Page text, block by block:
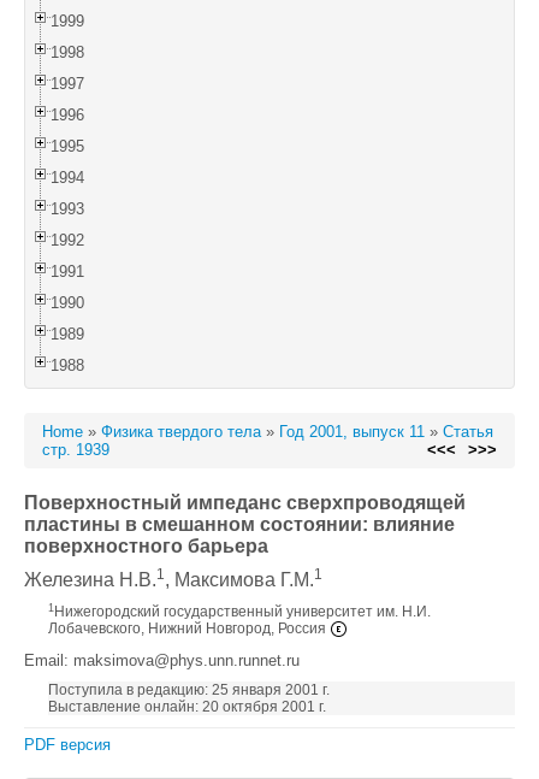
1999
1998
1997
1996
1995
1994
1993
1992
1991
1990
1989
1988
Home » Физика твердого тела» Год 2001, выпуск 11 » Статья
стр. 1939
<<< >>>
Поверхностный импеданс сверхпроводящей
пластины в смешанном состоянии: влияние
поверхностного барьера
Железина Н.В.1, Максимова Г.М.1
1 Нижегородский государственный университет им. Н.И.
Лобачевского, Нижний Новгород, Россия
Email: maksimova@phys.unn.runnet.ru
Поступила в редакцию: 25 января 2001 г.
Выставление онлайн: 20 октября 2001 г.
PDF версия